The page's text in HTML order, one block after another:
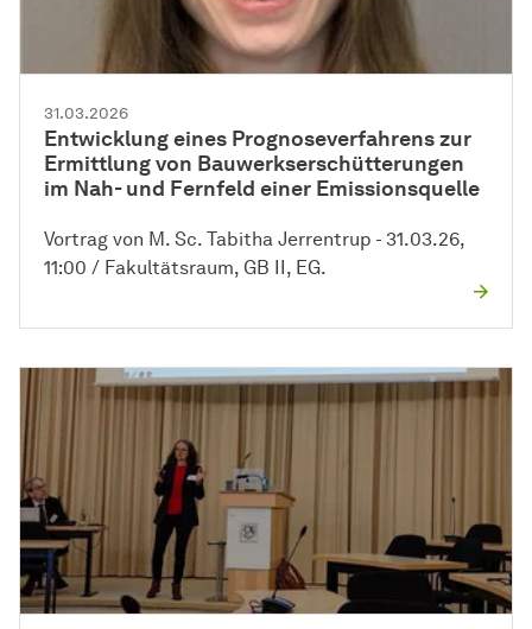
31.03.2026
Entwicklung eines Prognoseverfahrens zur
Ermittlung von Bauwerkserschütterungen
im Nah- und Fernfeld einer Emissionsquelle
Vortrag von M. Sc. Tabitha Jerrentrup - 31.03.26,
11:00 / Fakultätsraum, GB II, EG.